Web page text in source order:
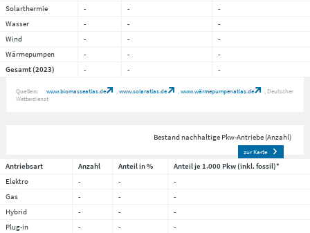
Solarthermie
- -
-
Wasser
- -
-
Wind
- -
-
Wärmepumpen
- -
-
Gesamt (2023)
- - -
Quellen: www.biomasseatlas.de www.solaratlas.de www.wärmepumpenatlas.de
Deutscher
Wetterdienst
Bestand nachhaltige Pkw-Antriebe (Anzahl)
zur Karte
Antriebsart Anzahl Anteil in %
Anteil je 1.000 Pkw (inkl. fossil)*
Elektro
- -
-
Gas
- -
-
Hybrid
- -
-
Plug-in
- -
-